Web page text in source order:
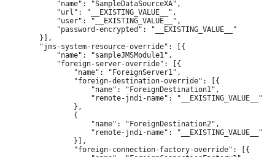
            "name": "SampleDataSourceXA",
            "url": "__EXISTING_VALUE__",
            "user": "__EXISTING_VALUE__",
            "password-encrypted": "__EXISTING_VALUE__"
        }],
        "jms-system-resource-override": [{
            "name": "sampleJMSModule1",
            "foreign-server-override": [{
                "name": "ForeignServer1",
                "foreign-destination-override": [{
                    "name": "ForeignDestination1",
                    "remote-jndi-name": "__EXISTING_VALUE__"
                },
                {
                    "name": "ForeignDestination2",
                    "remote-jndi-name": "__EXISTING_VALUE__"
                }],
                "foreign-connection-factory-override": [{